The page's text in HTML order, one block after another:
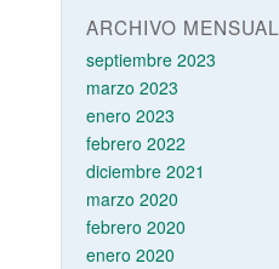
ARCHIVO MENSUAL
septiembre 2023
marzo 2023
enero 2023
febrero 2022
diciembre 2021
marzo 2020
febrero 2020
enero 2020